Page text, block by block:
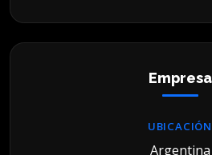
Empresa
UBICACIÓN
Argentina